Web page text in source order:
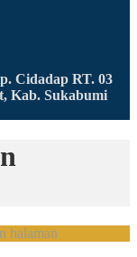
Cidadap RT. 03
Kab. Sukabumi
halaman